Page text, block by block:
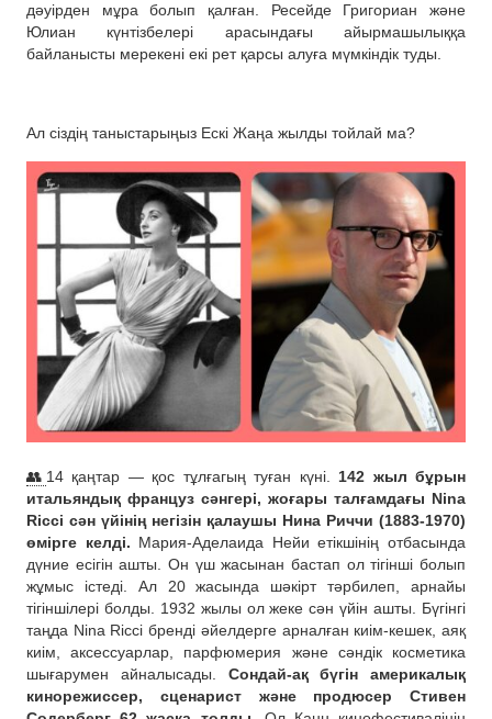
дәуірден мұра болып қалған. Ресейде Григориан және
Юлиан күнтізбелері арасындағы айырмашылыққа
байланысты мерекені екі рет қарсы алуға мүмкіндік туды.
Ал сіздің таныстарыңыз Ескі Жаңа жылды тойлай ма?
👥 14 қаңтар — қос тұлғагың туған күні. 142 жыл бұрын
итальяндық француз сәнгері, жоғары талғамдағы Nina
Ricci сән үйінің негізін қалаушы Нина Риччи (1883-1970)
өмірге келді. Мария-Аделаида Нейи етікшінің отбасында
дүние есігін ашты. Он үш жасынан бастап ол тігінші болып
жұмыс істеді. Ал 20 жасында шәкірт тәрбилеп, арнайы
тігіншілері болды. 1932 жылы ол жеке сән үйін ашты. Бүгінгі
таңда Nina Ricci бренді әйелдерге арналған киім-кешек, аяқ
киім, аксессуарлар, парфюмерия және сәндік косметика
шығарумен айналысады. Сондай-ақ бүгін америкалық
кинорежиссер, сценарист және продюсер Стивен